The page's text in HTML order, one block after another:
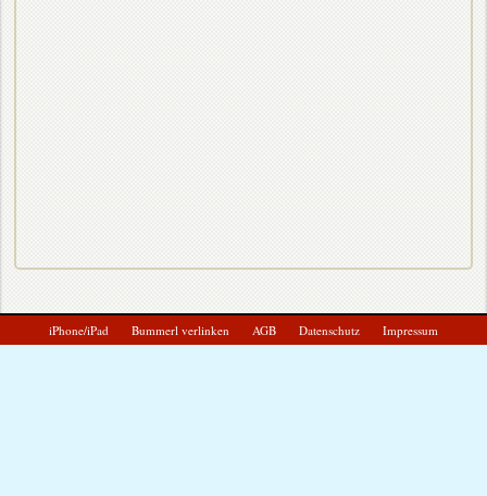
iPhone/iPad Bummerl verlinken AGB Datenschutz Impressum